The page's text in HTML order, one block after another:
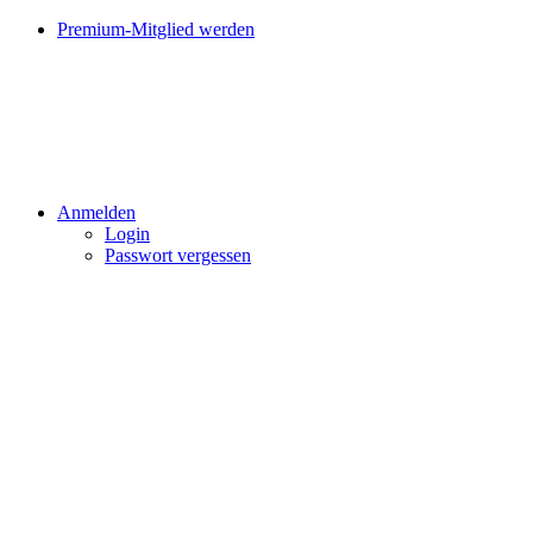
Premium-Mitglied werden
Anmelden
Login
Passwort vergessen